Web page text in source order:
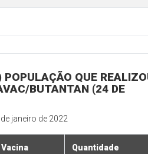
POPULAÇÃO QUE
BUTANTAN (24 DE
janeiro de 2022
Vacina Quantidade